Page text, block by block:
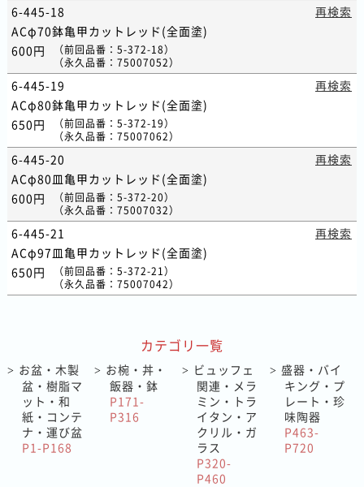
再検索
6-445-18
ACφ70鉢亀甲カットレッド(全面塗)
600円
（前回品番 ：5-372-18）
（永久品番 ：75007052）
再検索
6-445-19
ACφ80鉢亀甲カットレッド(全面塗)
650円
（前回品番 ：5-372-19）
（永久品番 ：75007062）
再検索
6-445-20
ACφ80皿亀甲カットレッド(全面塗)
600円
（前回品番 ：5-372-20）
（永久品番 ：75007032）
再検索
6-445-21
ACφ97皿亀甲カットレッド(全面塗)
650円
（前回品番 ：5-372-21）
（永久品番 ：75007042）
カテゴリ一覧
> お盆・木製
盆・樹脂マ
ット・和
紙・コンテ
ナ・運び盆
P1-P168
> お椀・丼・
飯器・鉢
P171-
P316
> ビュッフェ
関連・メラ
ミン・トラ
イタン・ア
クリル・ガ
ラス
P320-
P460
> 盛器・バイ
キング・プ
レート・珍
味陶器
P463-
P720